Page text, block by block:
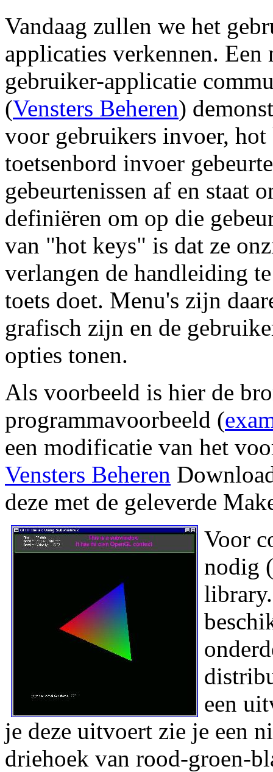
Vandaag zullen we het
applicaties verkennen. Een
gebruiker-applicatie
(Vensters Beheren)
voor gebruikers invoer,
toetsenbord invoer
gebeurtenissen af en staat
definiëren om op die
van "hot keys" is dat ze
verlangen de handleiding
toets doet. Menu's zijn
grafisch zijn en de
opties tonen.
Als voorbeeld is hier de
programmavoorbeeld (
een modificatie van het
Vensters Beheren
deze met de geleverde
Voor
nodig
een
je deze uitvoert zie je een
driehoek van rood-groen-